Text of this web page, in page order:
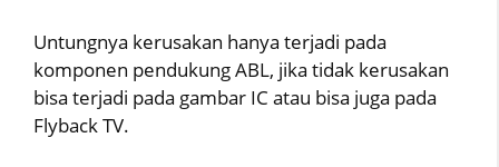
Untungnya kerusakan hanya terjadi pada
komponen pendukung ABL, jika tidak kerusakan
bisa terjadi pada gambar IC atau bisa juga pada
Flyback TV.